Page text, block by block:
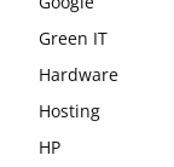
Green IT
Hardware
Hosting
HP